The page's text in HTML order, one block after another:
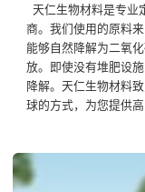
天仁生物材料是专业
商。我们使用的原料
能够自然降解为二氧
放。即使没有堆肥设
降解。天仁生物材料
球的方式，为您提供